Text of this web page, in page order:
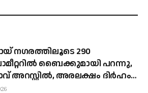
ന​ഗരത്തിലൂടെ 290
ബൈക്കുമായി പറന്നു,
അറസ്റ്റിൽ, അരലക്ഷം ദിർഹം